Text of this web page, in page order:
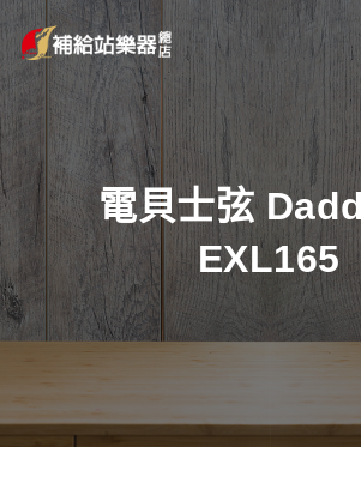
電貝士弦
EXL165